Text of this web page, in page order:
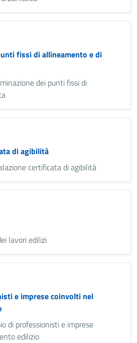
fissi di allineamento e di
dei punti fissi di
di agibilità
certificata di agibilità
lavori edilizi
e imprese coinvolti nel
di professionisti e imprese
edilizio